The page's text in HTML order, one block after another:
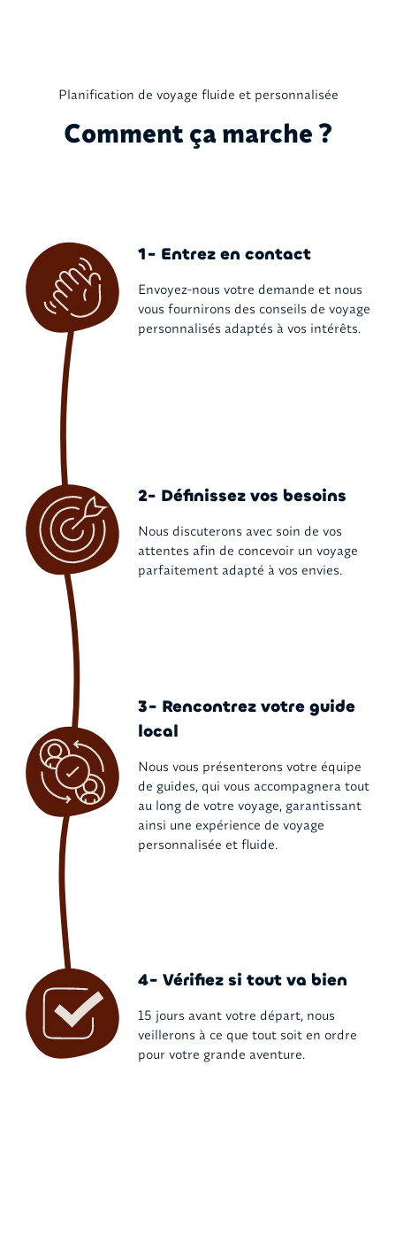
Planification de voyage fluide et personnalisée
Comment ça marche ?
1- Entrez en contact
Envoyez-nous votre demande et nous
vous fournirons des conseils de voyage
personnalisés adaptés à vos intérêts.
2- Définissez vos besoins
Nous discuterons avec soin de vos
attentes afin de concevoir un voyage
parfaitement adapté à vos envies.
3- Rencontrez votre guide
local
Nous vous présenterons votre équipe
de guides, qui vous accompagnera tout
au long de votre voyage, garantissant
ainsi une expérience de voyage
personnalisée et fluide.
4- Vérifiez si tout va bien
15 jours avant votre départ, nous
veillerons à ce que tout soit en ordre
pour votre grande aventure.